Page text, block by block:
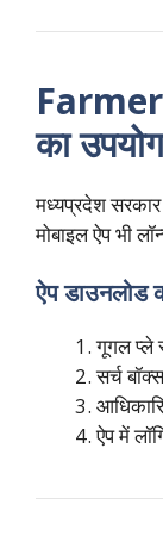
का
मध्यप्रदेश
मोबाइल ऐप भी
ऐप डाउनलोड
गूगल प्ले
सर्च
ऐप में